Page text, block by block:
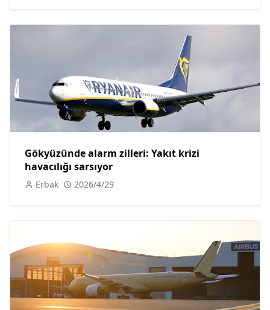
Gökyüzünde alarm zilleri: Yakıt krizi
havacılığı sarsıyor
Erbak 2026/4/29